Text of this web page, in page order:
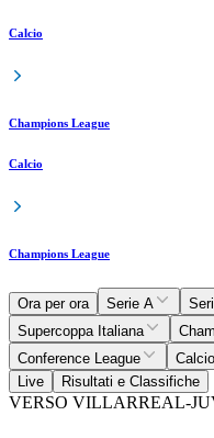
Calcio
Champions League
Calcio
Champions League
Ora per ora Serie A
Supercoppa Italiana
Conference League
Live
Risultati e Classifiche
VERSO VILLARREAL-